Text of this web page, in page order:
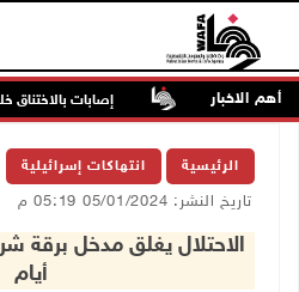
أهم الاخبار
بالخطر إصابات بالاختناق
الرئيسية انتهاكات إسرائيلية
تاريخ النشر: 05/01/2024 05:19 م
الاحتلال يغلق مدخل برقة
أيام